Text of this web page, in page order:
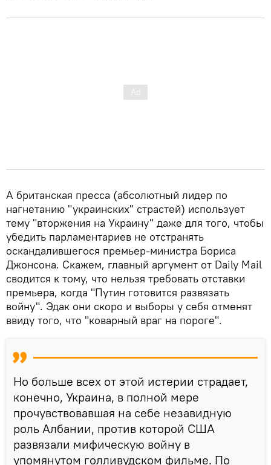
А британская пресса (абсолютный лидер по
нагнетанию "украинских" страстей) использует
тему "вторжения на Украину" даже для того, чтобы
убедить парламентариев не отстранять
оскандалившегося премьер-министра Бориса
Джонсона. Скажем, главный аргумент от Daily Mail
сводится к тому, что нельзя требовать отставки
премьера, когда "Путин готовится развязать
войну". Эдак они скоро и выборы у себя отменят
ввиду того, что "коварный враг на пороге".
Но больше всех от этой истерии страдает,
конечно, Украина, в полной мере
прочувствовавшая на себе незавидную
роль Албании, против которой США
развязали мифическую войну в
упомянутом голливудском фильме. По